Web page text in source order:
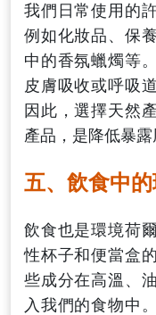
我們日常使用的
例如化妝品、保
中的香氛蠟燭等
皮膚吸收或呼吸
因此，選擇天然
產品，是降低暴露
五、飲食中
飲食也是環境荷
性杯子和便當盒
些成分在高溫、
入我們的食物中